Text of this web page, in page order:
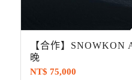
【合作】SNOWKON
晚
NT$ 75,000